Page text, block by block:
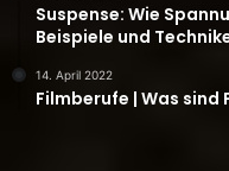
Suspense: Wie
Beispiele und
14. April 2022
Filmberufe | Was